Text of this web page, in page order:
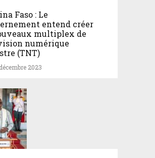
Faso : Le
entend créer
multiplex de
numérique
(TNT)
2023